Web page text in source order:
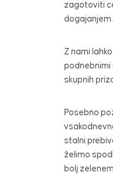
zagotoviti
dogajanjem.
Z nami
podnebnimi
skupnih
Posebno
stalni
želimo
bolj